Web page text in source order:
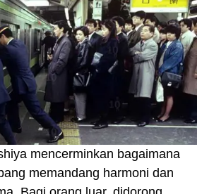
mencerminkan bagaimana
memandang harmoni dan